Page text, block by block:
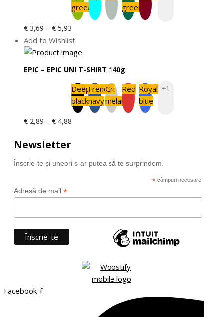
€ 4,22
green
green
€ 3,69 – € 5,93
de
prețuri:
până
la
€ 5,93
Add to Wishlist
EPIC – EPIC UNI T-SHIRT 140g
Deep
black
French
navy
Gri
melange
Red Royal
blue
+1
€ 2,89 – € 4,88
până
Newsletter
Înscrie-te și uneori s-ar putea să te surprindem.
* câmpuri necesare
Adresă de mail *
Facebook-f